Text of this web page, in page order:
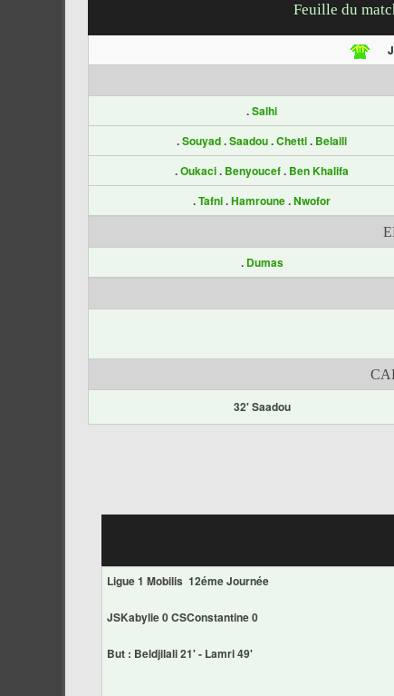
Feuille du
.Salhi
.Souyad.Saadou.Chetti. Belaili
.Oukaci. Benyoucef. Ben Khalifa
.Tafni.Hamroune.Nwofor
. Dumas
32' Saadou
Ligue 1 Mobilis 12éme Journée
JSKabylie 0 CSConstantine 0
But : Beldjilali 21' - Lamri 49'